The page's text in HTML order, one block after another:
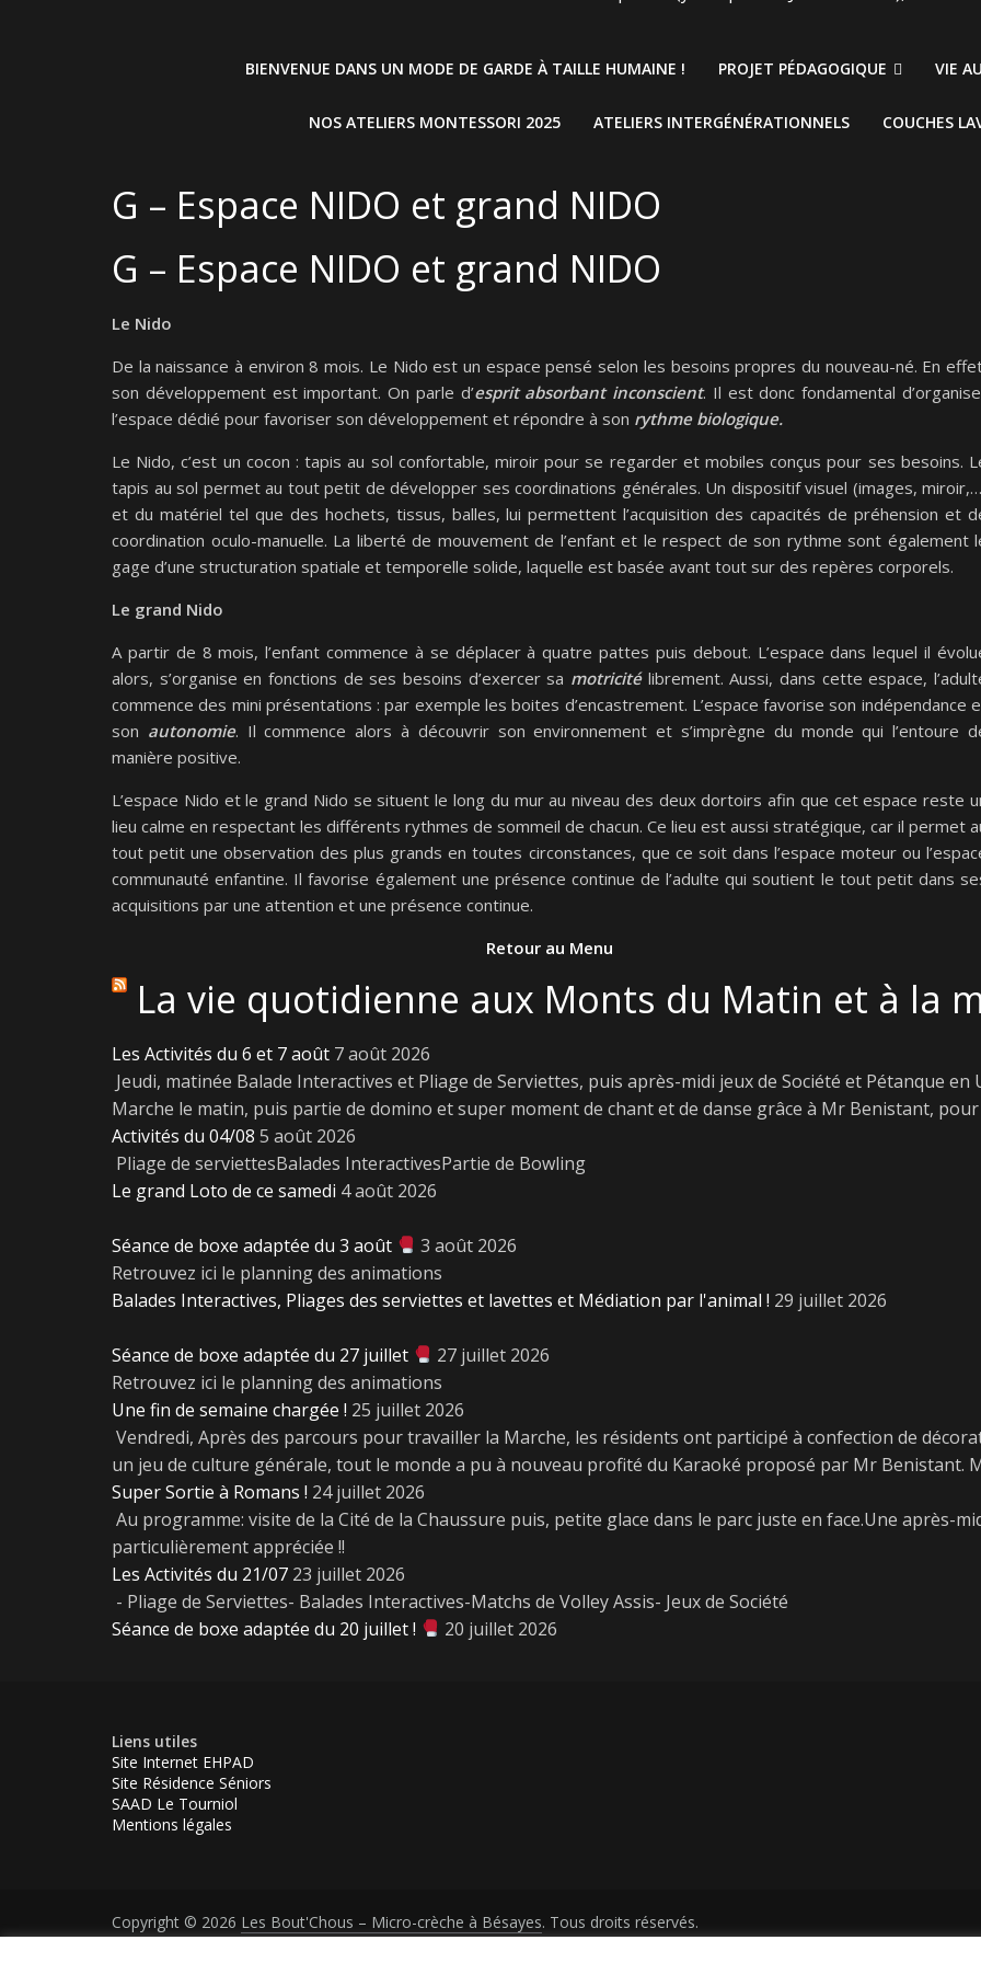
BIENVENUE DANS UN MODE DE GARDE À TAILLE HUMAINE ! PROJET PÉDAGOGIQUE VIE
NOS ATELIERS MONTESSORI 2025 ATELIERS INTERGÉNÉRATIONNELS COUCHES
G – Espace NIDO et grand NIDO
G – Espace NIDO et grand NIDO
Le Nido
De la naissance à environ 8 mois. Le Nido est un espace pensé selon les besoins propres du nouveau-né. En
son développement est important. On parle d’esprit absorbant inconscient. Il est donc fondamental
l’espace dédié pour favoriser son développement et répondre à son rythme biologique.
Le Nido, c’est un cocon : tapis au sol confortable, miroir pour se regarder et mobiles conçus pour ses besoins.
tapis au sol permet au tout petit de développer ses coordinations générales. Un dispositif visuel (images,
et du matériel tel que des hochets, tissus, balles, lui permettent l’acquisition des capacités de préhension et
coordination oculo-manuelle. La liberté de mouvement de l’enfant et le respect de son rythme sont également
gage d’une structuration spatiale et temporelle solide, laquelle est basée avant tout sur des repères corporels.
Le grand Nido
A partir de 8 mois, l’enfant commence à se déplacer à quatre pattes puis debout. L’espace dans lequel il
alors, s’organise en fonctions de ses besoins d’exercer sa motricité librement. Aussi, dans cette espace,
commence des mini présentations : par exemple les boites d’encastrement. L’espace favorise son indépendance
son autonomie. Il commence alors à découvrir son environnement et s’imprègne du monde qui l’entoure
manière positive.
L’espace Nido et le grand Nido se situent le long du mur au niveau des deux dortoirs afin que cet espace reste
lieu calme en respectant les différents rythmes de sommeil de chacun. Ce lieu est aussi stratégique, car il permet
tout petit une observation des plus grands en toutes circonstances, que ce soit dans l’espace moteur ou
communauté enfantine. Il favorise également une présence continue de l’adulte qui soutient le tout petit dans
acquisitions par une attention et une présence continue.
Retour au Menu
La vie quotidienne aux Monts du Matin et à la
Les Activités du 6 et 7 août 7 août 2026
Jeudi, matinée Balade Interactives et Pliage de Serviettes, puis après-midi jeux de Société et Pétanque
Marche le matin, puis partie de domino et super moment de chant et de danse grâce à Mr Benistant,
Activités du 04/08 5 août 2026
Pliage de serviettesBalades InteractivesPartie de Bowling
Le grand Loto de ce samedi 4 août 2026
Séance de boxe adaptée du 3 août
3 août 2026
Retrouvez ici le planning des animations
Balades Interactives, Pliages des serviettes et lavettes et Médiation par l'animal ! 29 juillet 2026
Séance de boxe adaptée du 27 juillet
27 juillet 2026
Retrouvez ici le planning des animations
Une fin de semaine chargée ! 25 juillet 2026
Vendredi, Après des parcours pour travailler la Marche, les résidents ont participé à confection de
un jeu de culture générale, tout le monde a pu à nouveau profité du Karaoké proposé par Mr Benistant.
Super Sortie à Romans ! 24 juillet 2026
Au programme: visite de la Cité de la Chaussure puis, petite glace dans le parc juste en face.Une après-
particulièrement appréciée !!
Les Activités du 21/07 23 juillet 2026
- Pliage de Serviettes- Balades Interactives-Matchs de Volley Assis- Jeux de Société
Séance de boxe adaptée du 20 juillet !
20 juillet 2026
Liens utiles
Site Internet EHPAD
Site Résidence Séniors
SAAD Le Tourniol
Mentions légales
Copyright © 2026 Les Bout'Chous – Micro-crèche à Bésayes. Tous droits réservés.
Theme ColorMag parThemeGrill.. Propulsé parWordPress.